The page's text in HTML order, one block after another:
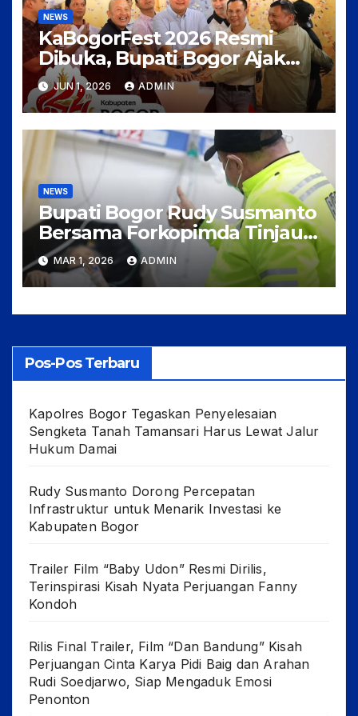
NEWS
KaBogorFest 2026 Resmi
Dibuka, Bupati Bogor Ajak
Masyarakat Meriahkan HJB
ke-544
JUN 1, 2026 ADMIN
NEWS
Bupati Bogor Rudy Susmanto
Bersama Forkopimda Tinjau
Kesiapan Rumah Sakit
Rujukan Jelang Arus Mudik
dan Balik Lebaran
MAR 1, 2026 ADMIN
Pos-Pos Terbaru
Kapolres Bogor Tegaskan Penyelesaian
Sengketa Tanah Tamansari Harus Lewat Jalur
Hukum Damai
Rudy Susmanto Dorong Percepatan
Infrastruktur untuk Menarik Investasi ke
Kabupaten Bogor
Trailer Film “Baby Udon” Resmi Dirilis,
Terinspirasi Kisah Nyata Perjuangan Fanny
Kondoh
Rilis Final Trailer, Film “Dan Bandung” Kisah
Perjuangan Cinta Karya Pidi Baig dan Arahan
Rudi Soedjarwo, Siap Mengaduk Emosi
Penonton